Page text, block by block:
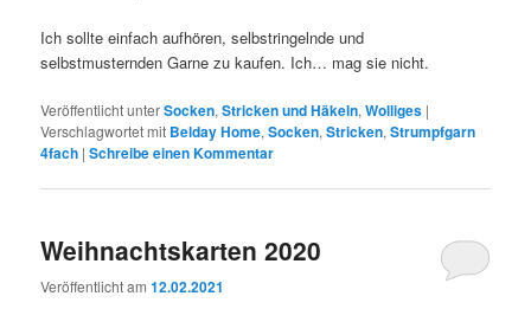
Ich sollte einfach aufhören, selbstringelnde und
selbstmusternden Garne zu kaufen. Ich… mag sie nicht.
Veröffentlicht unterSocken,Stricken und Häkeln,Wolliges |
Verschlagwortet mit Belday Home,Socken,Stricken,Strumpfgarn
4fach |Schreibe einen Kommentar
Weihnachtskarten 2020
Veröffentlicht am12.02.2021